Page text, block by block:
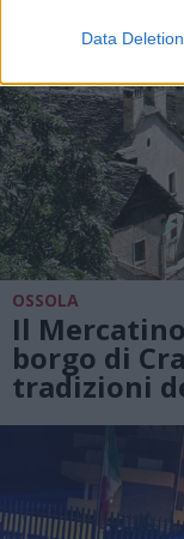
Data Deletion
OSSOLA
Il
borgo di
tradizioni